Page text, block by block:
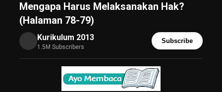
Mengapa Harus Melaksanakan Hak?
(Halaman 78-79)
Kurikulum 2013
1.5M Subscribers
Subscribe